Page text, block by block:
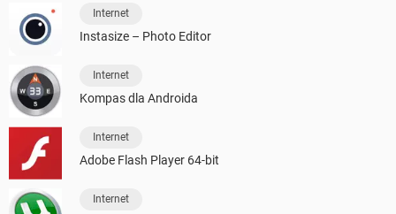
Internet
Instasize – Photo Editor
Internet
Kompas dla Androida
Internet
Adobe Flash Player 64-bit
Internet